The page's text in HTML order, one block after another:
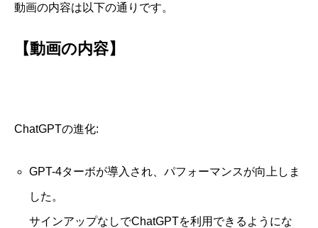
動画の内容は以下の通りです。
【動画の内容】
ChatGPTの進化:
GPT-4ターボが導入され、パフォーマンスが向上しま
した。
サインアップなしでChatGPTを利用できるようにな